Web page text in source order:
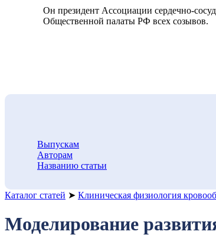
Он президент Ассоциации сердечно-
Общественной палаты РФ всех созывов.
Выпускам
Авторам
Названию статьи
Каталог статей ➤ Клиническая физиология
Моделирование